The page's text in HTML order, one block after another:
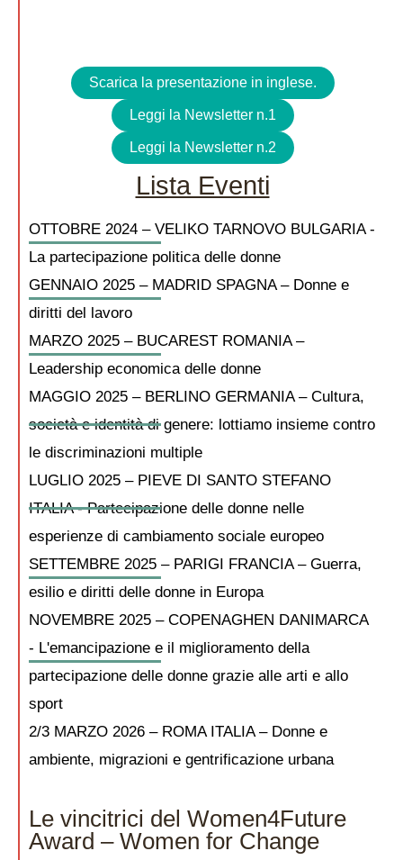
Scarica la presentazione in inglese.
Leggi la Newsletter n.1
Leggi la Newsletter n.2
Lista Eventi
OTTOBRE 2024 – VELIKO TARNOVO BULGARIA -
La partecipazione politica delle donne
GENNAIO 2025 – MADRID SPAGNA – Donne e
diritti del lavoro
MARZO 2025 – BUCAREST ROMANIA –
Leadership economica delle donne
MAGGIO 2025 – BERLINO GERMANIA – Cultura,
società e identità di genere: lottiamo insieme contro
le discriminazioni multiple
LUGLIO 2025 – PIEVE DI SANTO STEFANO
ITALIA - Partecipazione delle donne nelle
esperienze di cambiamento sociale europeo
SETTEMBRE 2025 – PARIGI FRANCIA – Guerra,
esilio e diritti delle donne in Europa
NOVEMBRE 2025 – COPENAGHEN DANIMARCA
- L'emancipazione e il miglioramento della
partecipazione delle donne grazie alle arti e allo
sport
2/3 MARZO 2026 – ROMA ITALIA – Donne e
ambiente, migrazioni e gentrificazione urbana
Le vincitrici del Women4Future
Award – Women for Change